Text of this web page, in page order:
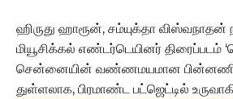
ஹிருது ஹாரூன், சம்யுக்தா விஸ்வநாதன்
மியூசிக்கல் எண்டர்டெயினர் திரைப்படம்
சென்னையின் வண்ணமயமான
துள்ளலாக, பிரமாண்ட பட்ஜெட்டில்